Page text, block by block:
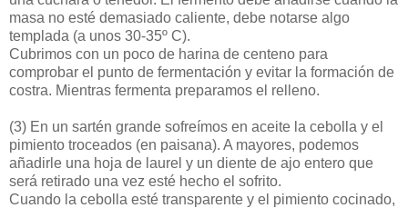
masa no esté demasiado caliente, debe notarse algo
templada (a unos 30-35º C).
Cubrimos con un poco de harina de centeno para
comprobar el punto de fermentación y evitar la formación de
costra. Mientras fermenta preparamos el relleno.
(3) En un sartén grande sofreímos en aceite la cebolla y el
pimiento troceados (en paisana). A mayores, podemos
añadirle una hoja de laurel y un diente de ajo entero que
será retirado una vez esté hecho el sofrito.
Cuando la cebolla esté transparente y el pimiento cocinado,